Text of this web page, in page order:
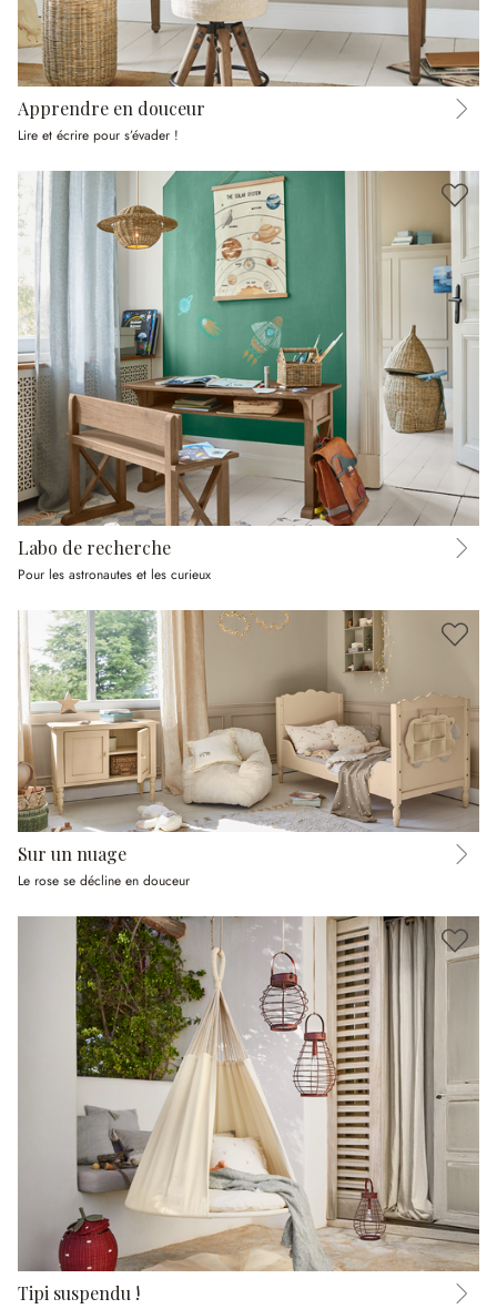
Apprendre en douceur
Lire et écrire pour s’évader !
Labo de recherche
Pour les astronautes et les curieux
Sur un nuage
Le rose se décline en douceur
Tipi suspendu !